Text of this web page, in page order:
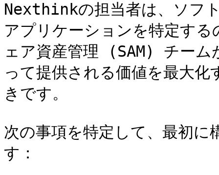
Nexthinkの担当者は、ソフ
アプリケーションを特定す
ェア資産管理 (SAM) チーム
って提供される価値を最大
きです。
次の事項を特定して、最初
す：